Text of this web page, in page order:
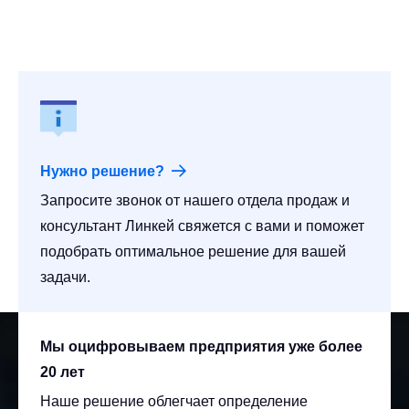
Нужно решение?
Запросите звонок от нашего отдела продаж и
консультант Линкей свяжется с вами и поможет
подобрать оптимальное решение для вашей
задачи.
Мы оцифровываем предприятия уже более
20 лет
Наше решение облегчает определение